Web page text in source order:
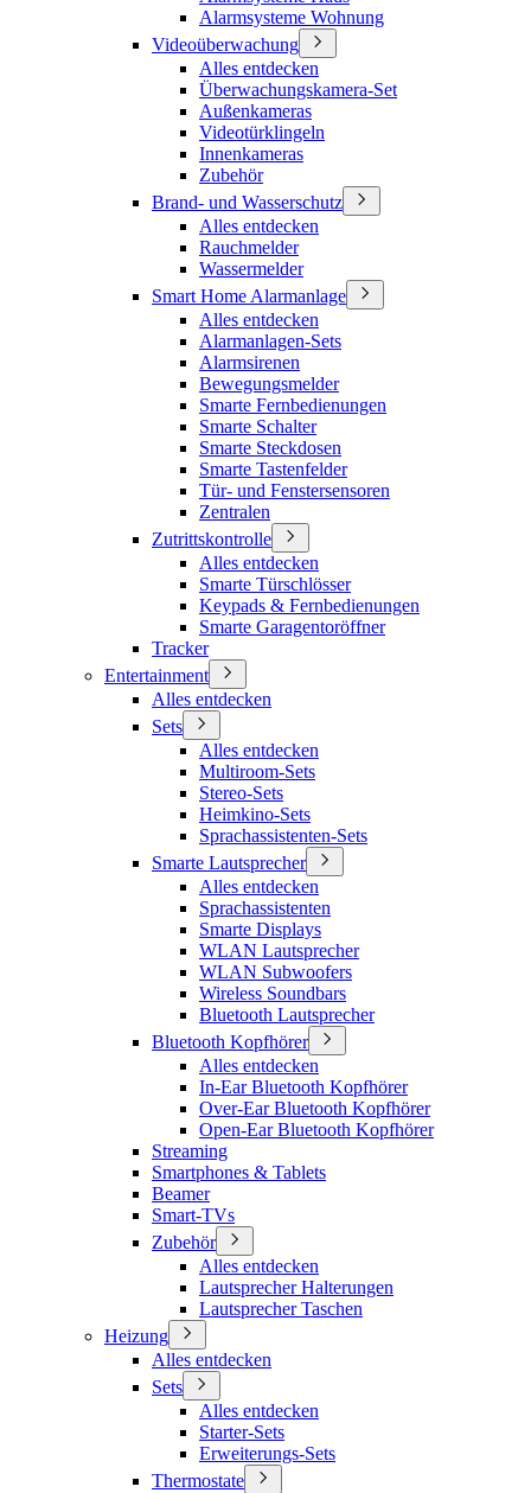
Alarmsysteme Wohnung
Videoüberwachung
Alles entdecken
Überwachungskamera-Set
Außenkameras
Videotürklingeln
Innenkameras
Zubehör
Brand- und Wasserschutz
Alles entdecken
Rauchmelder
Wassermelder
Smart Home Alarmanlage
Alles entdecken
Alarmanlagen-Sets
Alarmsirenen
Bewegungsmelder
Smarte Fernbedienungen
Smarte Schalter
Smarte Steckdosen
Smarte Tastenfelder
Tür- und Fenstersensoren
Zentralen
Zutrittskontrolle
Alles entdecken
Smarte Türschlösser
Keypads & Fernbedienungen
Smarte Garagentoröffner
Tracker
Entertainment
Alles entdecken
Sets
Alles entdecken
Multiroom-Sets
Stereo-Sets
Heimkino-Sets
Sprachassistenten-Sets
Smarte Lautsprecher
Alles entdecken
Sprachassistenten
Smarte Displays
WLAN Lautsprecher
WLAN Subwoofers
Wireless Soundbars
Bluetooth Lautsprecher
Bluetooth Kopfhörer
Alles entdecken
In-Ear Bluetooth Kopfhörer
Over-Ear Bluetooth Kopfhörer
Open-Ear Bluetooth Kopfhörer
Streaming
Smartphones & Tablets
Beamer
Smart-TVs
Zubehör
Alles entdecken
Lautsprecher Halterungen
Lautsprecher Taschen
Heizung
Alles entdecken
Sets
Alles entdecken
Starter-Sets
Erweiterungs-Sets
Thermostate